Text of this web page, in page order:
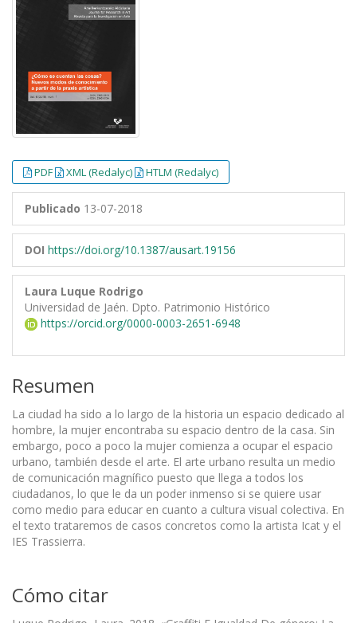
PDF XML (Redalyc) HTLM (Redalyc)
Publicado 13-07-2018
DOI https://doi.org/10.1387/ausart.19156
Laura Luque Rodrigo
Universidad de Jaén. Dpto. Patrimonio Histórico
https://orcid.org/0000-0003-2651-6948
Resumen
La ciudad ha sido a lo largo de la historia un espacio dedicado al
hombre, la mujer encontraba su espacio dentro de la casa. Sin
embargo, poco a poco la mujer comienza a ocupar el espacio
urbano, también desde el arte. El arte urbano resulta un medio
de comunicación magnífico puesto que llega a todos los
ciudadanos, lo que le da un poder inmenso si se quiere usar
como medio para educar en cuanto a cultura visual colectiva. En
el texto trataremos de casos concretos como la artista Icat y el
IES Trassierra.
Cómo citar